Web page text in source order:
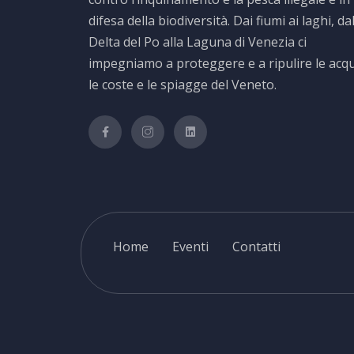
difesa della biodiversità. Dai fiumi ai laghi, dal
Delta del Po alla Laguna di Venezia ci
impegniamo a proteggere e a ripulire le
le coste e le spiagge del Veneto.
Home Eventi Contatti